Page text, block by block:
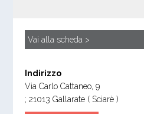
Vai alla scheda >
Indirizzo
Via Carlo Cattaneo, 9
;21013Gallarate ( Sciarè )